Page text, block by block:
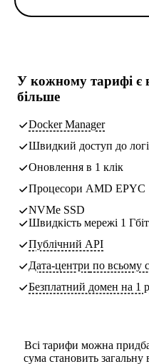
У кожному тарифі є
більше
Docker Manager
Швидкий доступ до
Оновлення в 1 клік
Процесори AMD EPYC
NVMe SSD
Швидкість мережі 1
Публічний API
Дата-центри по всьому
Безплатний домен на 1
Всі тарифи можна
сума становить загальну